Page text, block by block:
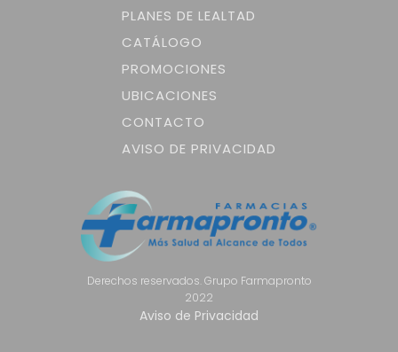
PLANES DE LEALTAD
CATÁLOGO
PROMOCIONES
UBICACIONES
CONTACTO
AVISO DE PRIVACIDAD
Derechos reservados. Grupo Farmapronto
2022
Aviso de Privacidad